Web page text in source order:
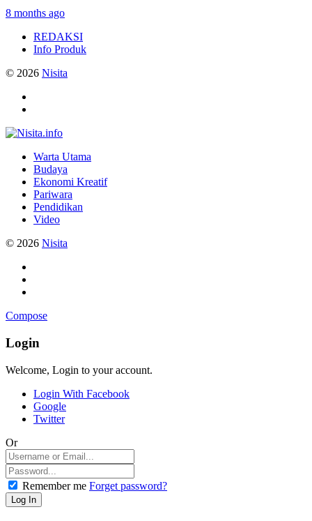
8 months ago
REDAKSI
Info Produk
© 2026 Nisita
Warta Utama
Budaya
Ekonomi Kreatif
Pariwara
Pendidikan
Video
© 2026 Nisita
Compose
Login
Welcome, Login to your account.
Login With Facebook
Google
Twitter
Or
Remember me Forget password?